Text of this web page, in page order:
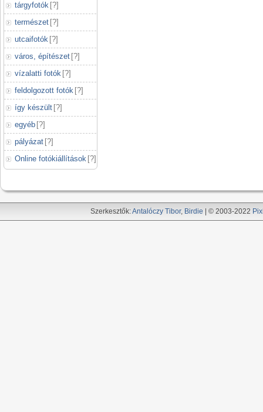
tárgyfotók [?]
természet [?]
utcaifotók [?]
város, építészet [?]
vízalatti fotók [?]
feldolgozott fotók [?]
így készült [?]
egyéb [?]
pályázat [?]
Online fotókiállítások [?]
Szerkesztők:Antalóczy Tibor, Birdie | © 2003-2022